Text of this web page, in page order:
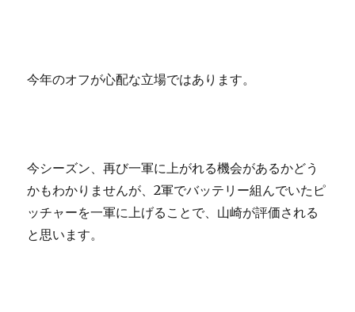
今年のオフが心配な立場ではあります。
今シーズン、再び一軍に上がれる機会があるかどう
かもわかりませんが、2軍でバッテリー組んでいたピ
ッチャーを一軍に上げることで、山崎が評価される
と思います。